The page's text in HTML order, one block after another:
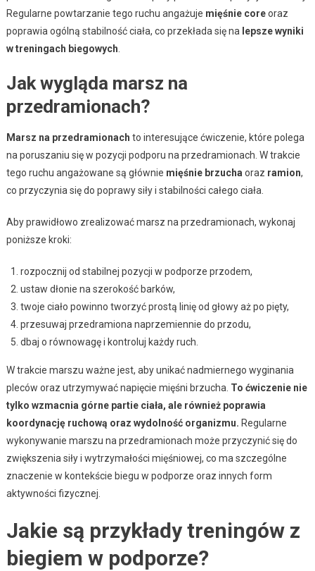
Regularne powtarzanie tego ruchu angażuje mięśnie coreoraz
poprawia ogólną stabilność ciała, co przekłada się na lepsze wyniki
w treningach biegowych
Jak wygląda marsz na
przedramionach?
Marsz na przedramionach to interesujące ćwiczenie, które polega
na poruszaniu się w pozycji podporu na przedramionach. W trakcie
tego ruchu angażowane są głównie mięśnie brzucha oraz ramion,
co przyczynia się do poprawy siły i stabilności całego ciała.
Aby prawidłowo zrealizować marsz na przedramionach, wykonaj
poniższe kroki:
rozpocznij od stabilnej pozycji w podporze przodem,
ustaw dłonie na szerokość barków,
twoje ciało powinno tworzyć prostą linię od głowy aż po pięty,
przesuwaj przedramiona naprzemiennie do przodu,
dbaj o równowagę i kontroluj każdy ruch.
W trakcie marszu ważne jest, aby unikać nadmiernego wyginania
pleców oraz utrzymywać napięcie mięśni brzucha. To ćwiczenie nie
tylko wzmacnia górne partie ciała, ale również poprawia
koordynację ruchową oraz wydolność organizmu. Regularne
wykonywanie marszu na przedramionach może przyczynić się do
zwiększenia siły i wytrzymałości mięśniowej, co ma szczególne
znaczenie w kontekście biegu w podporze oraz innych form
aktywności fizycznej.
Jakie są przykłady treningów z
biegiem w podporze?